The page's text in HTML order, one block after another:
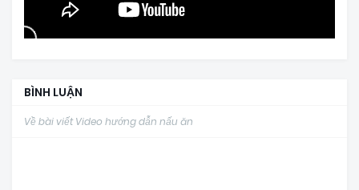
BÌNH LUẬN
Về bài viết Video hướng dẫn nấu ăn